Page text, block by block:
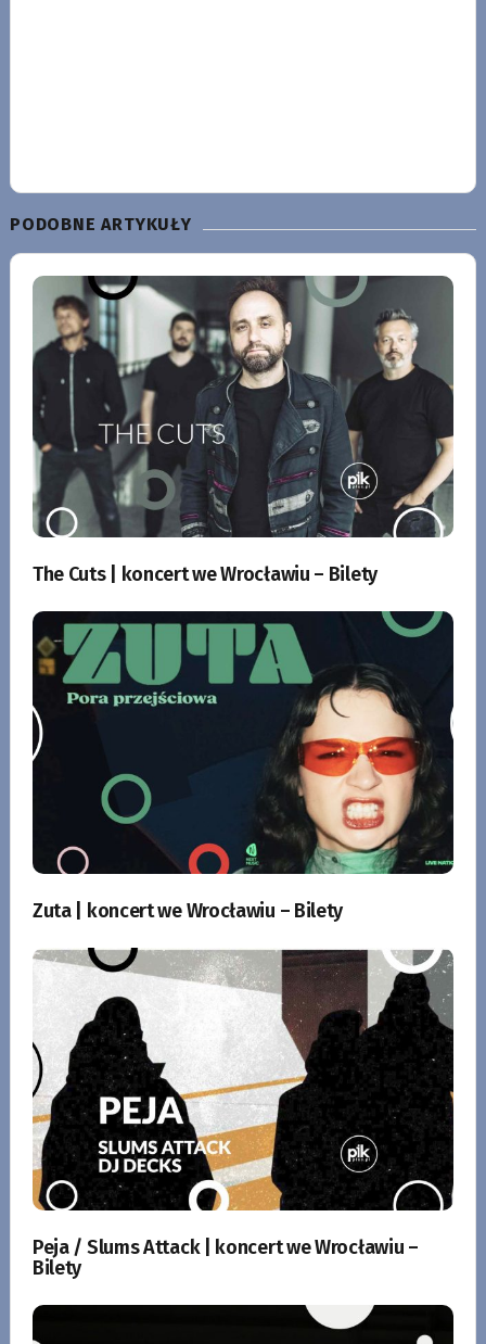
PODOBNE ARTYKUŁY
The Cuts | koncert we Wrocławiu – Bilety
Zuta | koncert we Wrocławiu – Bilety
Peja / Slums Attack | koncert we Wrocławiu –
Bilety